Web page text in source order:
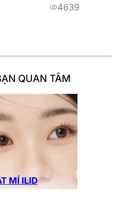
4639
QUAN TÂM
MÍ ILID